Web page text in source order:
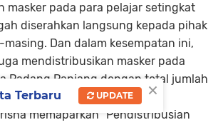
masker pada para pelajar setingkat
diserahkan langsung kepada pihak
Dan dalam kesempatan ini,
mendistribusikan masker pada
Padang Panjang dengan total jumlah
29700 helai"
memaparkan "Pendistribusian
×
Terbaru UPDATE